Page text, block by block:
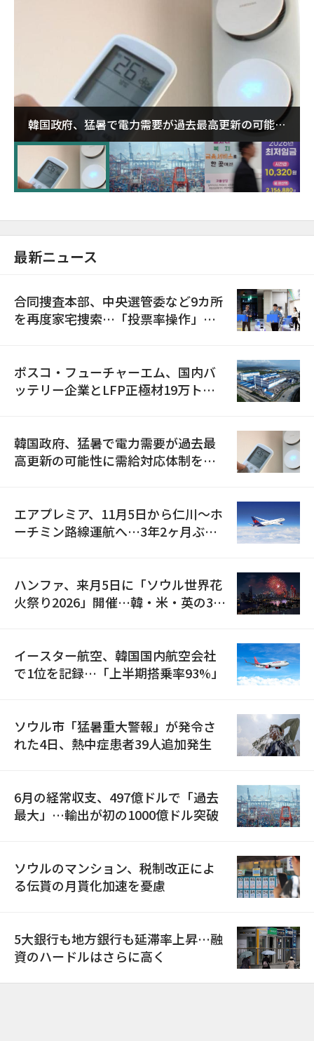
韓国政府、猛暑で電力需要が過去最高更新の可能性
に需給対応体制を点検
最新ニュース
合同捜査本部、中央選管委など9カ所
を再度家宅捜索…「投票率操作」の
ポスコ・フューチャーエム、国内バ
ッテリー企業とLFP正極材19万トン
韓国政府、猛暑で電力需要が過去最
高更新の可能性に需給対応体制を点
エアプレミア、11月5日から仁川〜ホ
ーチミン路線運航へ…3年2ヶ月ぶり
ハンファ、来月5日に「ソウル世界花
火祭り2026」開催…韓・米・英の3カ
イースター航空、韓国国内航空会社
で1位を記録…「上半期搭乗率93%」
ソウル市「猛暑重大警報」が発令さ
れた4日、熱中症患者39人追加発生
6月の経常収支、497億ドルで「過去
最大」…輸出が初の1000億ドル突破
ソウルのマンション、税制改正によ
る伝貰の月貰化加速を憂慮
5大銀行も地方銀行も延滞率上昇…融
資のハードルはさらに高く